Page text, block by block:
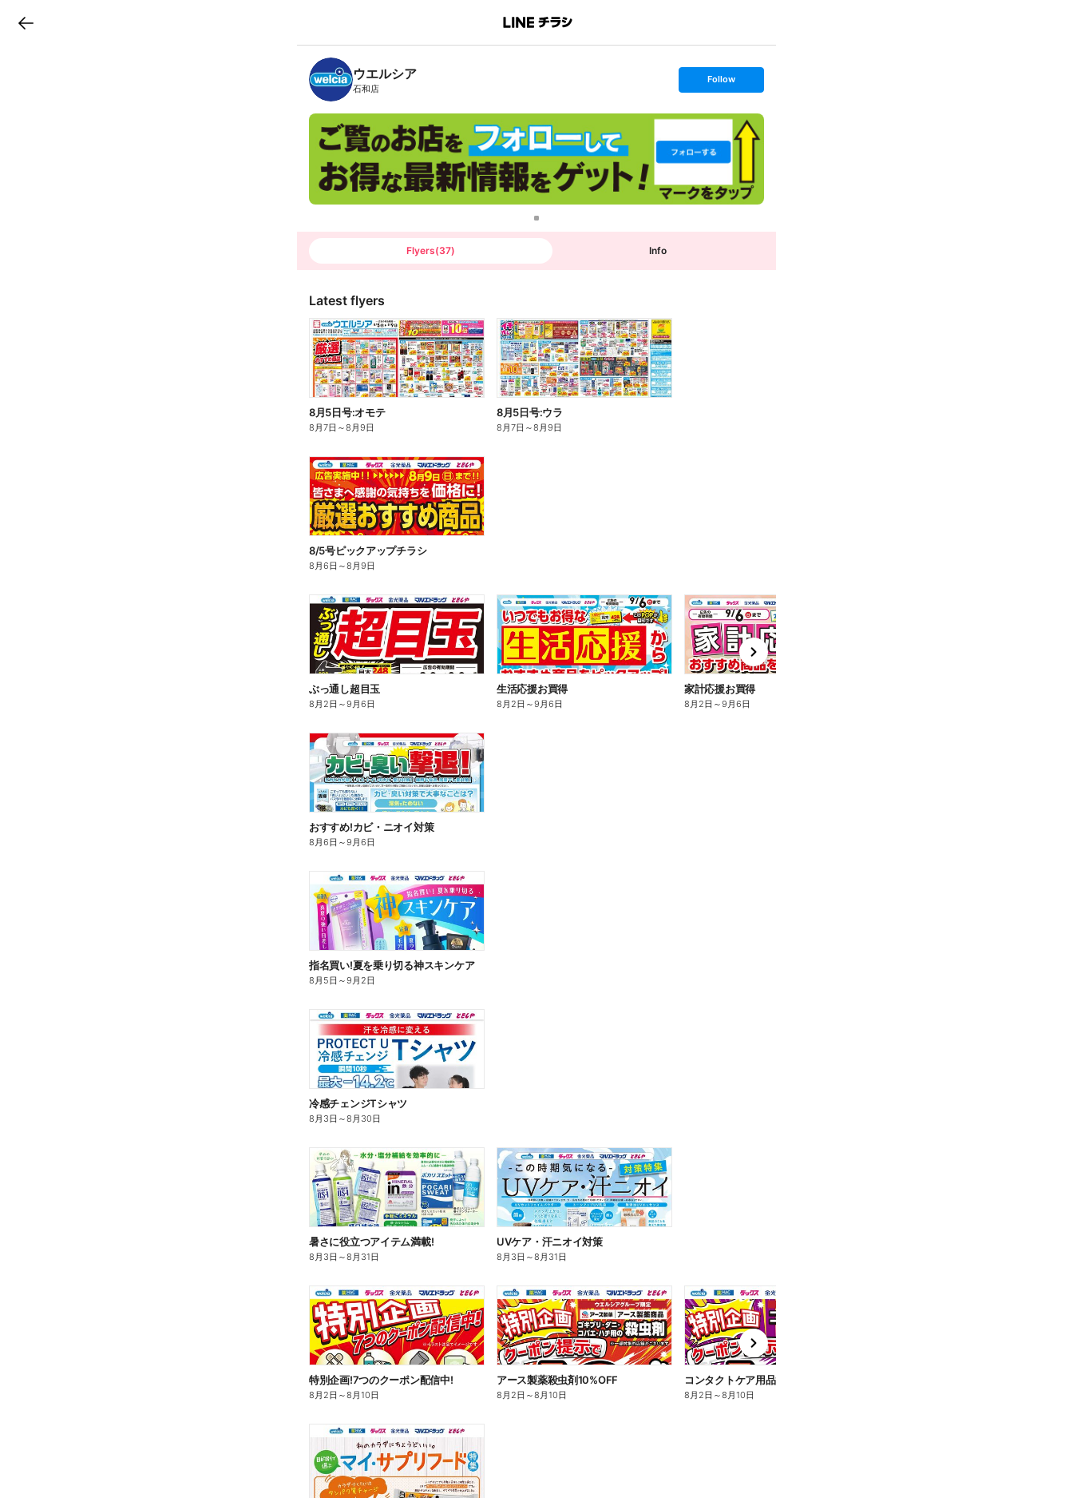
B
n
c
h
T
ウエルシア
石和店
s
t
o
l
o
w
Follow
Flyers(37) Info
Latest flyers
8月5日号:オモテ
8月7日 ～8月9日
8月5日号:ウラ
8月7日 ～8月9日
8/5号ピックアップチラシ
8月6日 ～8月9日
ぶっ通し超目玉
8月2日 ～9月6日
生活応援お買得
8月2日 ～9月6日
家計応援お買得
8月2日 ～9月6日
n
e
x
t
おすすめ!カビ・ニオイ対策
8月6日 ～9月6日
指名買い!夏を乗り切る神スキンケア
8月5日 ～9月2日
冷感チェンジTシャツ
8月3日 ～8月30日
暑さに役立つアイテム満載!
8月3日 ～8月31日
UVケア・汗ニオイ対策
8月3日 ～8月31日
特別企画!7つのクーポン配信中!
8月2日 ～8月10日
アース製薬殺虫剤10%OFF
8月2日 ～8月10日
コンタクトケア用品10%OFF
8月2日 ～8月10日
n
e
x
t